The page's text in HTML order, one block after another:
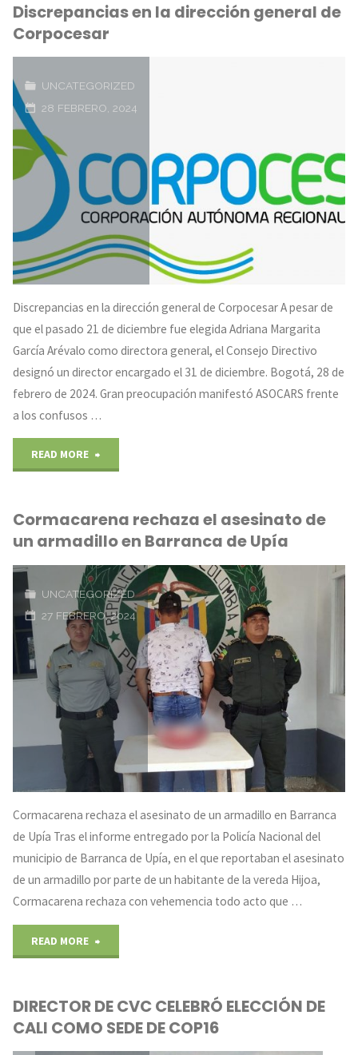
iba
ser
vendido
Villavicencio,
fue
rescatado
por
Cormacarena"
Discrepancias en la dirección general de
Corpocesar
UNCATEGORIZED
28 FEBRERO, 2024
Discrepancias en la dirección general de Corpocesar A pesar de
que el pasado 21 de diciembre fue elegida Adriana Margarita
García Arévalo como directora general, el Consejo Directivo
designó un director encargado el 31 de diciembre. Bogotá, 28 de
febrero de 2024. Gran preocupación manifestó ASOCARS frente
a los confusos …
READ MORE
la
general
de
Corpocesar"
Cormacarena rechaza el asesinato de
un armadillo en Barranca de Upía
UNCATEGORIZED
27 FEBRERO, 2024
Cormacarena rechaza el asesinato de un armadillo en Barranca
de Upía Tras el informe entregado por la Policía Nacional del
municipio de Barranca de Upía, en el que reportaban el asesinato
de un armadillo por parte de un habitante de la vereda Hijoa,
Cormacarena rechaza con vehemencia todo acto que …
READ MORE
el
DIRECTOR DE CVC CELEBRÓ ELECCIÓN DE
CALI COMO SEDE DE COP16